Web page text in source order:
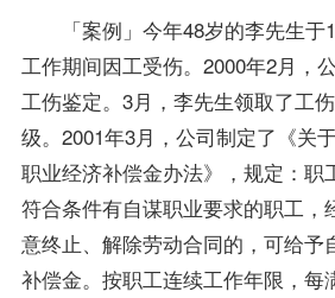
「案例」今年48岁的李先生于
工作期间因工受伤。2000年2月，
工伤鉴定。3月，李先生领取了工
级。2001年3月，公司制定了《关
职业经济补偿金办法》，规定：职
符合条件有自谋职业要求的职工，
意终止、解除劳动合同的，可给予
补偿金。按职工连续工作年限，每